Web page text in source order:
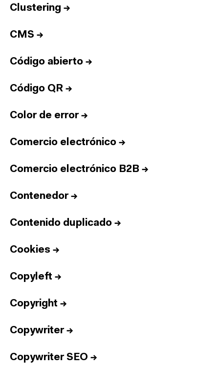
Clustering →
CMS →
Código abierto →
Código QR →
Color de error→
Comercio electrónico →
Comercio electrónico B2B →
Contenedor→
Contenido duplicado →
Cookies →
Copyleft →
Copyright →
Copywriter→
Copywriter SEO →